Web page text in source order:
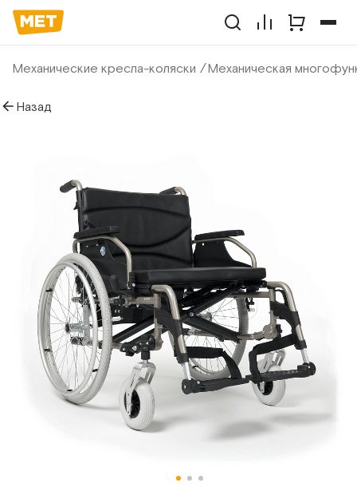
Механические кресла-коляски Механическая
Назад